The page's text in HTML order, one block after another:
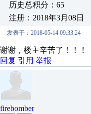
历史总积分：65
注册：2018年3月08日
发表于：2018-05-14 09:33:24
谢谢，楼主辛苦了！！！
回复 引用 举报
firebomber